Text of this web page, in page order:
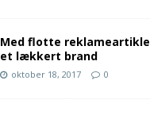
Med flotte
et lækkert brand
oktober 18, 2017 0